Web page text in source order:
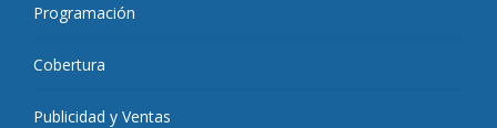
Programación
Cobertura
Publicidad y Ventas